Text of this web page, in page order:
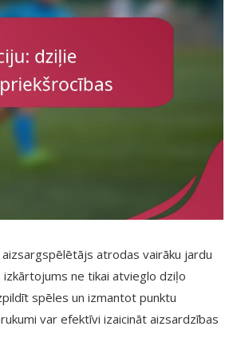
atrodas vairāku jardu
ne tikai atvieglo dziļo
spēles un izmantot punktu
var efektīvi izaicināt aizsardzības